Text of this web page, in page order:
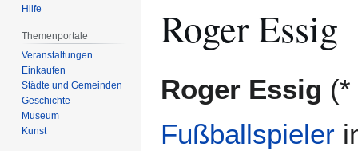
Roger Essig
Navigation
Suche
Roger Essig (*
Fußballspieler
Hilfe
Themenportale
Veranstaltungen
Einkaufen
Städte und Gemeinden
Geschichte
Museum
Kunst